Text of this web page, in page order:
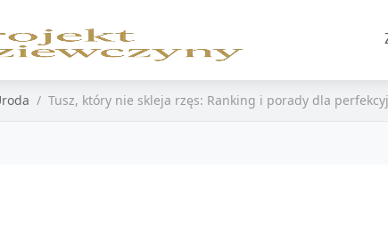
Tusz, który nie skleja rzęs: Ranking i porady dla